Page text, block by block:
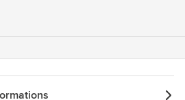
ml. Fabriquée en Europe.